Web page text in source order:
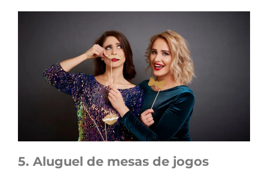
5. Aluguel de mesas de jogos